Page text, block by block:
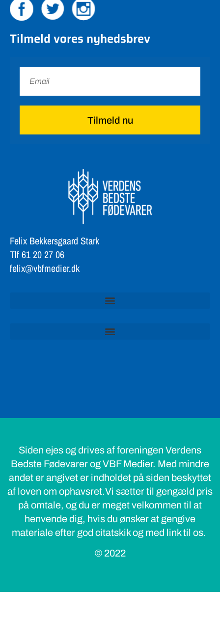
Tilmeld vores nyhedsbrev
Tilmeld nu
Felix Bekkersgaard Stark
Tlf 61 20 27 06
felix@vbfmedier.dk
Siden ejes og drives af foreningen Verdens
Bedste Fødevarer og VBF Medier. Med mindre
andet er angivet er indholdet på siden beskyttet
af loven om ophavsret.Vi sætter til gengæld pris
på omtale, og du er meget velkommen til at
henvende dig, hvis du ønsker at gengive
materiale efter god citatskik og med link til os.
© 2022